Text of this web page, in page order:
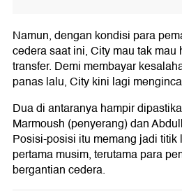
Namun, dengan kondisi para
cedera saat ini, City mau tak
transfer. Demi membayar
panas lalu, City kini lagi
Dua di antaranya hampir
Marmoush (penyerang) dan
Posisi-posisi itu memang jadi titik
pertama musim, terutama para
bergantian cedera.